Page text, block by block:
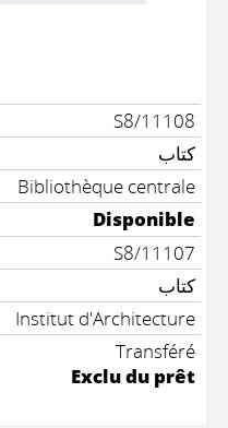
S8/11108
كتاب
Bibliothèque centrale
Disponible
S8/11107
كتاب
Institut d'Architecture
Transféré
Exclu du prêt